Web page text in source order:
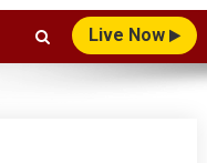
Live Now